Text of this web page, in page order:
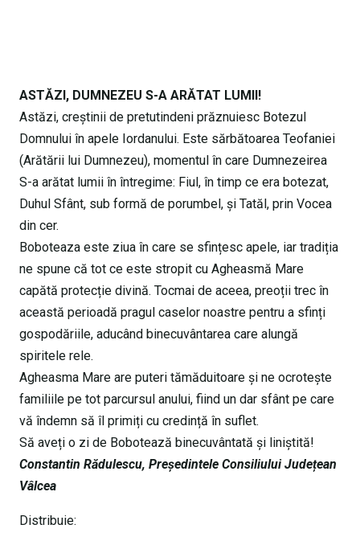
ASTĂZI, DUMNEZEU S-A ARĂTAT LUMII!
Astăzi, creștinii de pretutindeni prăznuiesc Botezul
Domnului în apele Iordanului. Este sărbătoarea Teofaniei
(Arătării lui Dumnezeu), momentul în care Dumnezeirea
S-a arătat lumii în întregime: Fiul, în timp ce era botezat,
Duhul Sfânt, sub formă de porumbel, și Tatăl, prin Vocea
din cer.
Boboteaza este ziua în care se sfințesc apele, iar tradiția
ne spune că tot ce este stropit cu Agheasmă Mare
capătă protecție divină. Tocmai de aceea, preoții trec în
această perioadă pragul caselor noastre pentru a sfinți
gospodăriile, aducând binecuvântarea care alungă
spiritele rele.
Agheasma Mare are puteri tămăduitoare și ne ocrotește
familiile pe tot parcursul anului, fiind un dar sfânt pe care
vă îndemn să îl primiți cu credință în suflet.
Să aveți o zi de Bobotează binecuvântată și liniștită!
Constantin Rădulescu, Președintele Consiliului Județean
Vâlcea
Distribuie: